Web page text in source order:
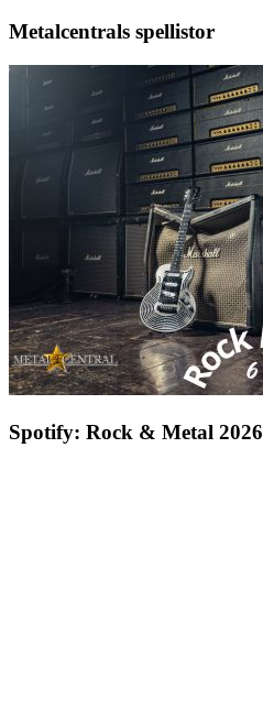
Metalcentrals spellistor
Spotify: Rock & Metal 2026